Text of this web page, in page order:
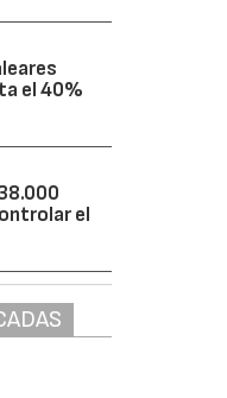
el 40%
el